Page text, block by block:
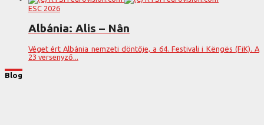
ESC 2026
Albánia: Alis – Nân
Véget ért Albánia nemzeti döntője, a 64. Festivali i Këngës (FiK). A
23 versenyző...
Blog